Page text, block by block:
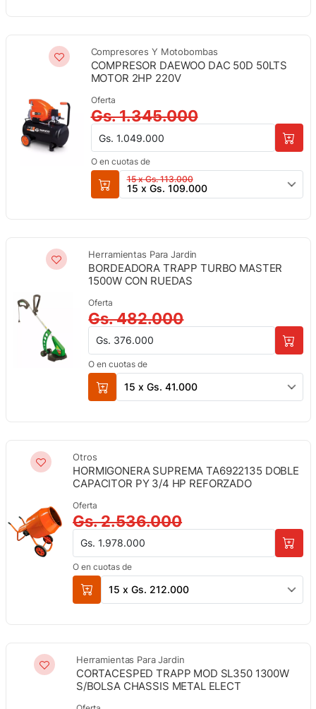
Compresores Y Motobombas
COMPRESOR DAEWOO DAC 50D 50LTS
MOTOR 2HP 220V
Oferta
Gs. 1.345.000
Gs. 1.049.000
O en cuotas de
15 x Gs. 113.000
15 x Gs. 109.000
Herramientas Para Jardin
BORDEADORA TRAPP TURBO MASTER
1500W CON RUEDAS
Oferta
Gs. 482.000
Gs. 376.000
O en cuotas de
15 x Gs. 41.000
Otros
HORMIGONERA SUPREMA TA6922135 DOBLE
CAPACITOR PY 3/4 HP REFORZADO
Oferta
Gs. 2.536.000
Gs. 1.978.000
O en cuotas de
15 x Gs. 212.000
Herramientas Para Jardin
CORTACESPED TRAPP MOD SL350 1300W
S/BOLSA CHASSIS METAL ELECT